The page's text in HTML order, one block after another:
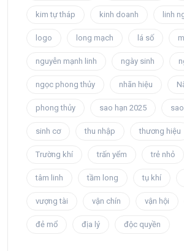
kim tự tháp kinh doanh linh
logo long mạch lá số
nguyễn mạnh linh ngày sinh
ngọc phong thủy nhãn hiệu
phong thủy sao hạn 2025
sinh cơ thu nhập thương hiệu
Trường khí trấn yểm trẻ nhỏ
tâm linh tầm long tụ khí
vượng tài vận chín vận hội
đẻ mổ địa lý độc quyền